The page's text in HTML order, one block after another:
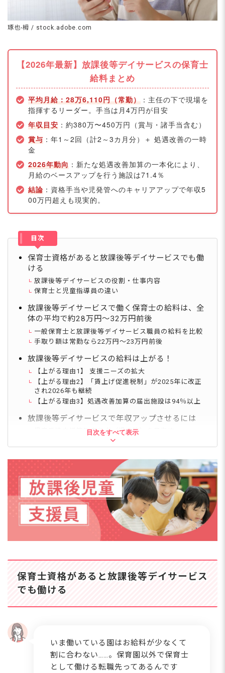
琢也-栂 / stock.adobe.com
【2026年最新】放課後等デイサービスの保育士
給料まとめ
平均月給：28万6,110円（常勤） ：主任の下で現場を
指揮するリーダー。手当は月4万円が目安
年収目安 ：約380万〜450万円（賞与・諸手当含む）
賞与 ：年1～2回（計2～3カ月分）＋ 処遇改善の一時
金
2026年動向 ：新たな処遇改善加算の一本化により、
月給のベースアップを行う施設は71.4％
結論 ：資格手当や児発管へのキャリアアップで年収5
00万円超えも現実的。
目次
保育士資格があると放課後等デイサービスでも働
ける
放課後等デイサービスの役割・仕事内容
保育士と児童指導員の違い
放課後等デイサービスで働く保育士の給料は、全
体の平均で約28万円～32万円前後
一般保育士と放課後等デイサービス職員の給料を比較
手取り額は常勤なら22万円～23万円前後
放課後等デイサービスの給料は上がる！
【上がる理由1】 支援ニーズの拡大
【上がる理由2】「賃上げ促進税制」が2025年に改正
され2026年も継続
【上がる理由3】処遇改善加算の届出施設は94％以上
放課後等デイサービスで年収アップさせるには
児童発達支援管理責任者（児発管）を目指す
勤続年数・経験年数を重ねる
設に転職
「障害福祉人材確保・職場環境等改善事業」を導入し
ている施設に転職
放課後等デイサービスの給料に関するQ&A
Q1. 放課後等デイサービス未経験でも月給25万円以上
は可能？
Q2. 放課後等デイサービスのパート・アルバイトでの
Q4. 処遇改善手当が自分の給料についているかを調べ
Q5. 処遇改善に意欲的な施設の求人はどうやって探
す？
がある？
目次をすべて表示
保育士資格があると放課後等デイサービス
でも働ける
いま働いている園はお給料が少なくて
割に合わない……。保育園以外で保育士
として働ける転職先ってあるんです